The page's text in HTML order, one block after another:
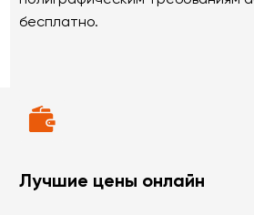
бесплатно.
Лучшие цены онлайн